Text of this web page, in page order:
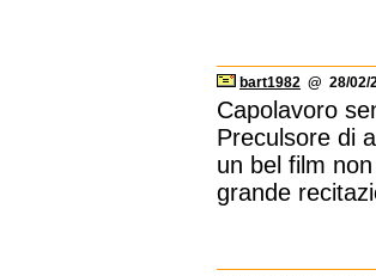
bart1982 @ 28/02/
Capolavoro
Preculsore di
un bel film
grande